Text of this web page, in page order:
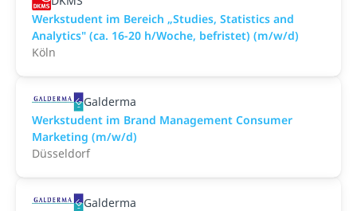
Werkstudent im Bereich „Studies, Statistics and
Analytics" (ca. 16-20 h/Woche, befristet) (m/w/d)
Köln
Galderma
Werkstudent im Brand Management Consumer
Marketing (m/w/d)
Düsseldorf
Galderma